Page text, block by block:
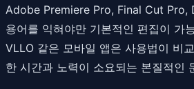
Adobe Premiere Pro, Final Cut Pro,
용어를 익혀야만 기본적인 편집이 가
VLLO 같은 모바일 앱은 사용법이 비
한 시간과 노력이 소요되는 본질적인